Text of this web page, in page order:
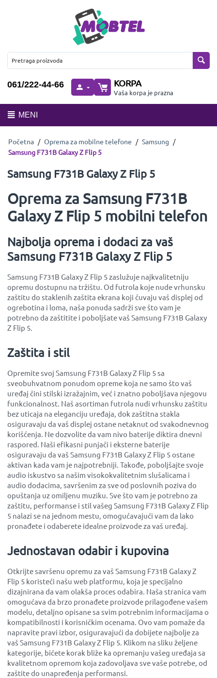
061/222-44-66 KORPA
Vaša korpa je prazna
MENI
Početna / Oprema za mobilne telefone / Samsung /
Samsung F731B Galaxy Z Flip 5
Samsung F731B Galaxy Z Flip 5
Oprema za Samsung F731B
Galaxy Z Flip 5 mobilni telefon
Najbolja oprema i dodaci za vaš
Samsung F731B Galaxy Z Flip 5
Samsung F731B Galaxy Z Flip 5 zaslužuje najkvalitetniju
opremu dostupnu na tržištu. Od futrola koje nude vrhunsku
zaštitu do staklenih zaštita ekrana koji čuvaju vaš displej od
ogrebotina i loma, naša ponuda sadrži sve što vam je
potrebno da zaštitite i poboljšate vaš Samsung F731B Galaxy
Z Flip 5.
Zaštita i stil
Opremite svoj Samsung F731B Galaxy Z Flip 5 sa
sveobuhvatnom ponudom opreme koja ne samo što vaš
uređaj čini stilski izražajnim, već i znatno poboljšava njegovu
funkcionalnost. Naš asortiman futrola nudi vrhunsku zaštitu
bez uticaja na eleganciju uređaja, dok zaštitna stakla
osiguravaju da vaš displej ostane netaknut od svakodnevnog
korišćenja. Ne dozvolite da vam nivo baterije diktira dnevni
raspored. Naši efikasni punjači i eksterne baterije
osiguravaju da vaš Samsung F731B Galaxy Z Flip 5 ostane
aktivan kada vam je najpotrebniji. Takođe, poboljšajte svoje
audio iskustvo sa našim visokokvalitetnim slušalicama i
audio dodacima, savršenim za sve od poslovnih poziva do
opuštanja uz omiljenu muziku. Sve što vam je potrebno za
zaštitu, performanse i stil vašeg Samsung F731B Galaxy Z Flip
5 nalazi se na jednom mestu, omogućavajući vam da lako
pronađete i odaberete idealne proizvode za vaš uređaj.
Jednostavan odabir i kupovina
Otkrijte savršenu opremu za vaš Samsung F731B Galaxy Z
Flip 5 koristeći našu web platformu, koja je specijalno
dizajnirana da vam olakša proces odabira. Naša stranica vam
omogućava da brzo pronađete proizvode prilagođene vašem
modelu, detaljno opisane sa svim potrebnim informacijama o
kompatibilnosti i korisničkim ocenama. Ovo vam pomaže da
napravite pravi izbor, osiguravajući da dobijete najbolje za
vaš Samsung F731B Galaxy Z Flip 5. Klikom na sliku željene
kategorije, bićete korak bliže ka opremanju vašeg uređaja sa
kvalitetnom opremom koja zadovoljava sve vaše potrebe, od
zaštite do unapređenja performansi.